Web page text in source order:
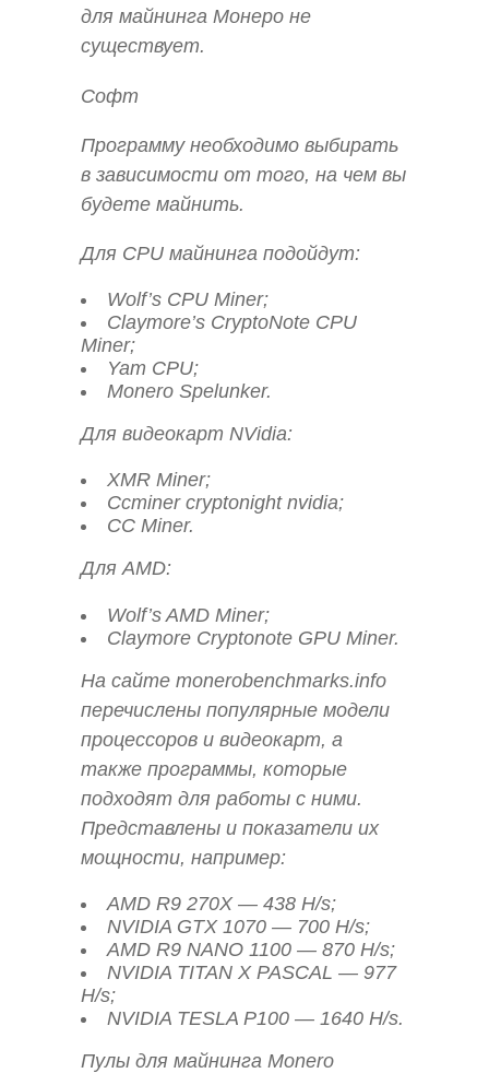
для майнинга Монеро не
существует.
Софт
Программу необходимо выбирать
в зависимости от того, на чем вы
будете майнить.
Для CPU майнинга подойдут:
Wolf’s CPU Miner;
Claymore’s CryptoNote CPU
Miner;
Yam CPU;
Monero Spelunker.
Для видеокарт NVidia:
XMR Miner;
Сcminer cryptonight nvidia;
CC Miner.
Для AMD:
Wolf’s AMD Miner;
Claymore Cryptonote GPU Miner.
На сайте monerobenchmarks.info
перечислены популярные модели
процессоров и видеокарт, а
также программы, которые
подходят для работы с ними.
Представлены и показатели их
мощности, например:
AMD R9 270X — 438 H/s;
NVIDIA GTX 1070 — 700 H/s;
AMD R9 NANO 1100 — 870 H/s;
NVIDIA TITAN X PASCAL — 977
H/s;
NVIDIA TESLA P100 — 1640 H/s.
Пулы для майнинга Monero